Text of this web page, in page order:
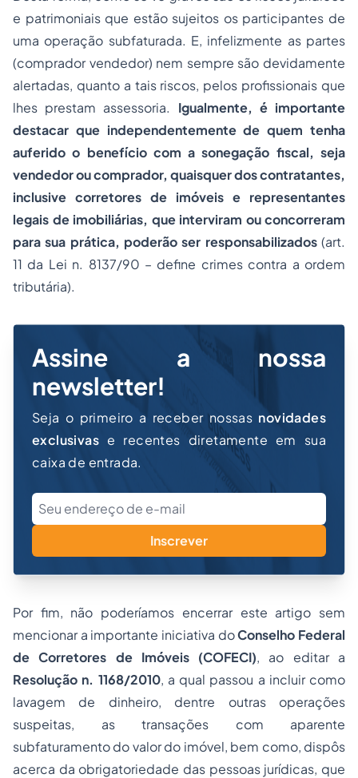
e patrimoniais que estão sujeitos os participantes de
uma operação subfaturada. E, infelizmente as partes
(comprador vendedor) nem sempre são devidamente
alertadas, quanto a tais riscos, pelos profissionais que
lhes prestam assessoria. Igualmente, é importante
destacar que independentemente de quem tenha
auferido o benefício com a sonegação fiscal, seja
vendedor ou comprador, quaisquer dos contratantes,
inclusive corretores de imóveis e representantes
legais de imobiliárias, que interviram ou concorreram
para sua prática, poderão ser responsabilizados (art.
11 da Lei n. 8137/90 – define crimes contra a ordem
tributária).
Assine a nossa
newsletter!
Seja o primeiro a receber nossas novidades
exclusivas e recentes diretamente em sua
caixa de entrada.
Inscrever
Por fim, não poderíamos encerrar este artigo sem
mencionar a importante iniciativa doConselho Federal
de Corretores de Imóveis (COFECI), ao editar a
Resolução n. 1168/2010, a qual passou a incluir como
lavagem de dinheiro, dentre outras operações
suspeitas, as transações com aparente
subfaturamento do valor do imóvel, bem como, dispôs
acerca da obrigatoriedade das pessoas jurídicas, que